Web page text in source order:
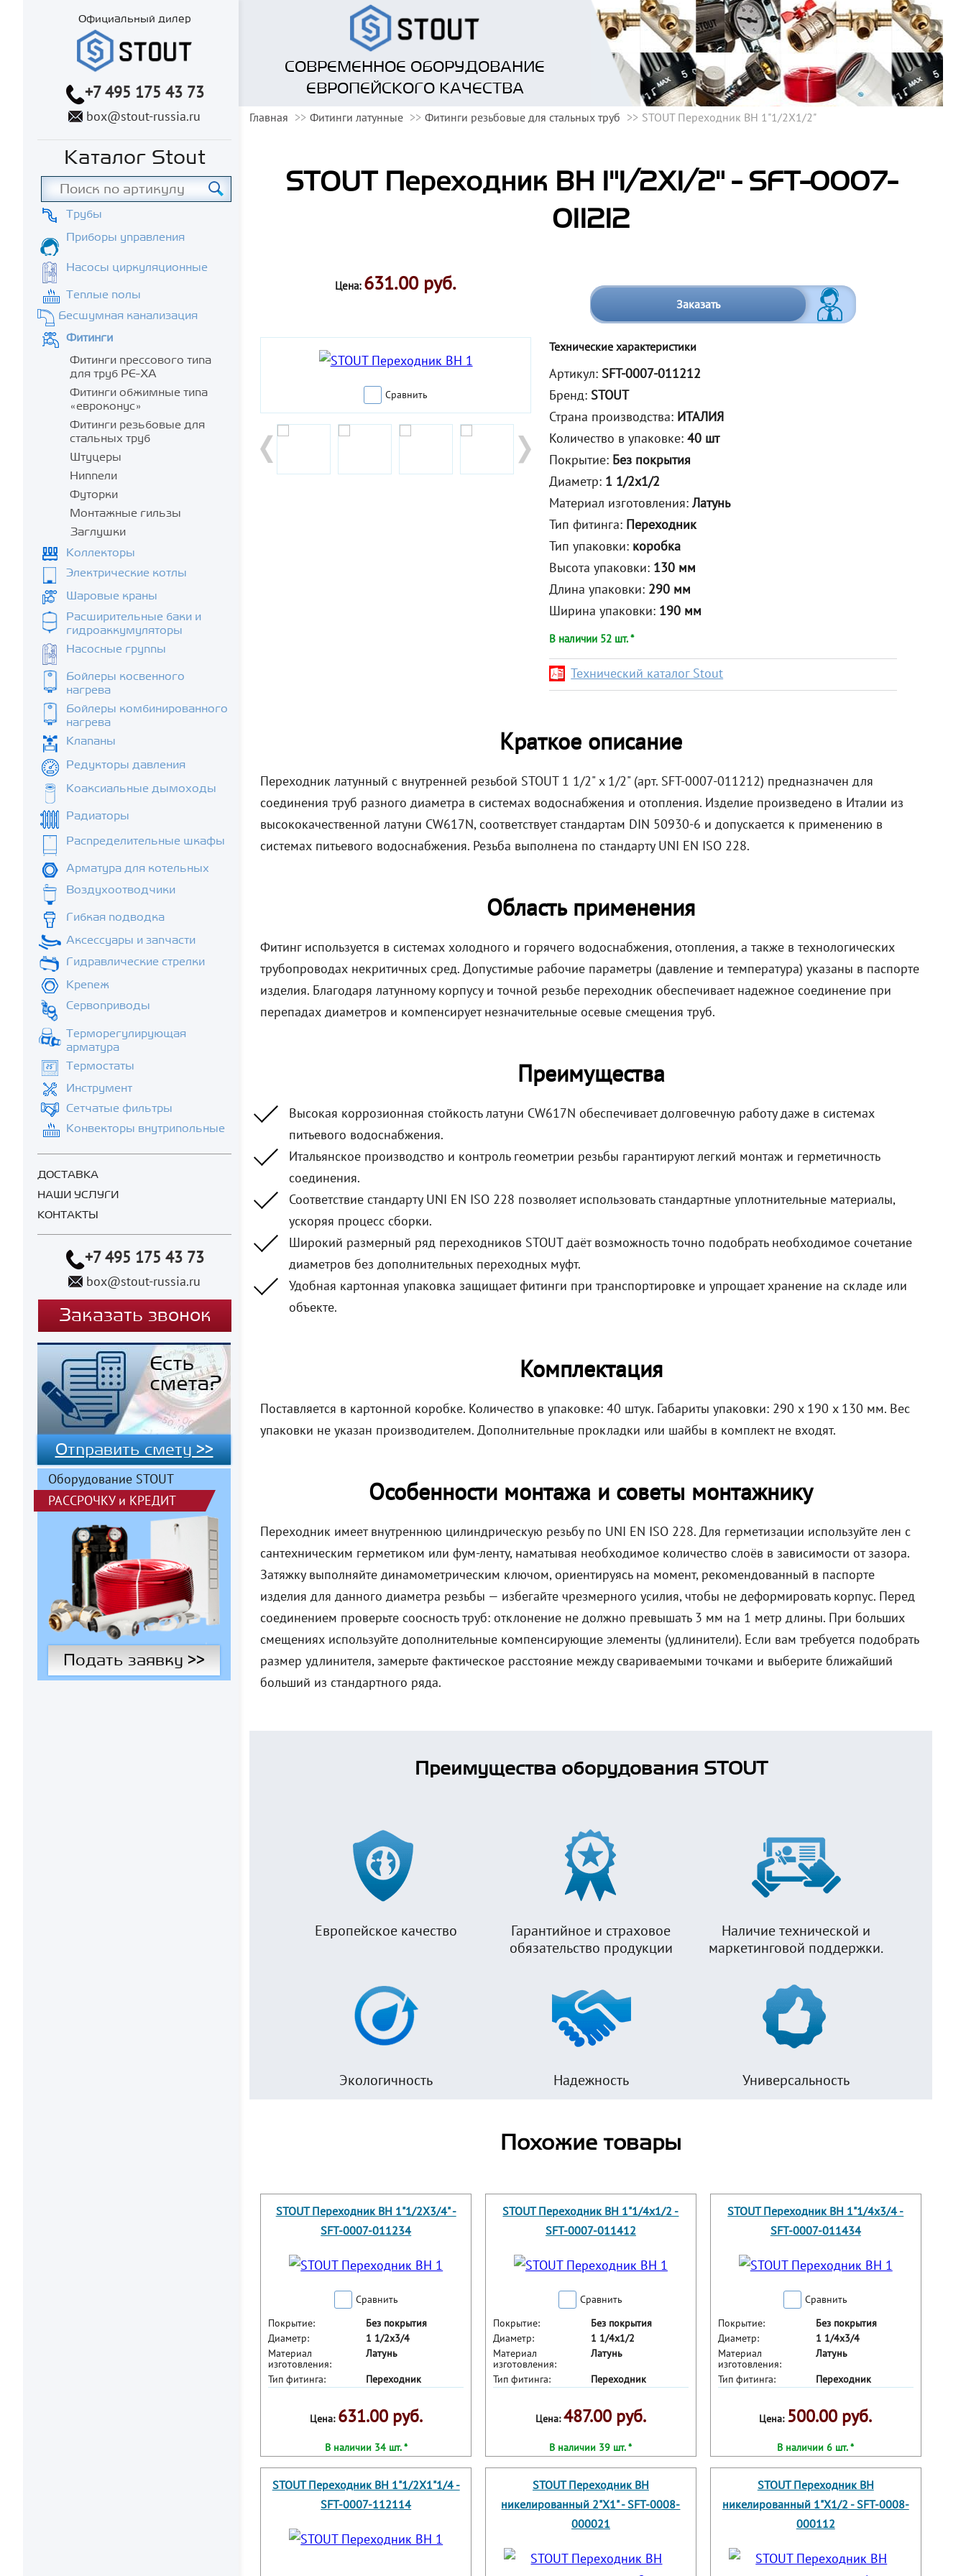
Официальный дилер
+7 495 175 43 73
box@stout-russia.ru
Каталог Stout
Трубы
Приборы управления
Насосы циркуляционные
Теплые полы
Бесшумная канализация
Фитинги
Фитинги прессового типа
для труб PE-XA
Фитинги обжимные типа
«евроконус»
Фитинги резьбовые для
стальных труб
Штуцеры
Ниппели
Футорки
Монтажные гильзы
Заглушки
Коллекторы
Электрические котлы
Шаровые краны
Расширительные баки и
гидроаккумуляторы
Насосные группы
Бойлеры косвенного
нагрева
Бойлеры комбинированного
нагрева
Клапаны
Редукторы давления
Коаксиальные дымоходы
Радиаторы
Распределительные шкафы
Арматура для котельных
Воздухоотводчики
Гибкая подводка
Аксессуары и запчасти
Гидравлические стрелки
Крепеж
Сервоприводы
Терморегулирующая
арматура
Термостаты
Инструмент
Сетчатые фильтры
Конвекторы внутрипольные
ДОСТАВКА
НАШИ УСЛУГИ
КОНТАКТЫ
+7 495 175 43 73
box@stout-russia.ru
Заказать звонок
Отправить смету >>
Оборудование STOUT
РАССРОЧКУи КРЕДИТ
Подать заявку >>
СОВРЕМЕННОЕ ОБОРУДОВАНИЕ
ЕВРОПЕЙСКОГО КАЧЕСТВА
Главная Фитинги латунные Фитинги резьбовые для стальных труб STOUT Переходник ВН 1"1/2X1/2"
STOUT Переходник ВН 1"1/2X1/2" - SFT-0007-
011212
Цена: 631.00 руб.
Заказать
Сравнить
Технические характеристики
Артикул: SFT-0007-011212
Бренд: STOUT
Страна производства: ИТАЛИЯ
Количество в упаковке:40 шт
Покрытие: Без покрытия
Диаметр: 1 1/2x1/2
Материал изготовления:Латунь
Тип фитинга: Переходник
Тип упаковки: коробка
Высота упаковки: 130 мм
Длина упаковки: 290 мм
Ширина упаковки: 190 мм
В наличии 52 шт. *
Технический каталог Stout
Краткое описание
Переходник латунный с внутренней резьбой STOUT 1 1/2" x 1/2" (арт. SFT-0007-011212) предназначен для
соединения труб разного диаметра в системах водоснабжения и отопления. Изделие произведено в Италии из
высококачественной латуни CW617N, соответствует стандартам DIN 50930-6 и допускается к применению в
системах питьевого водоснабжения. Резьба выполнена по стандарту UNI EN ISO 228.
Область применения
Фитинг используется в системах холодного и горячего водоснабжения, отопления, а также в технологических
трубопроводах некритичных сред. Допустимые рабочие параметры (давление и температура) указаны в паспорте
изделия. Благодаря латунному корпусу и точной резьбе переходник обеспечивает надежное соединение при
перепадах диаметров и компенсирует незначительные осевые смещения труб.
Преимущества
Высокая коррозионная стойкость латуни CW617N обеспечивает долговечную работу даже в системах
питьевого водоснабжения.
Итальянское производство и контроль геометрии резьбы гарантируют легкий монтаж и герметичность
соединения.
Соответствие стандарту UNI EN ISO 228 позволяет использовать стандартные уплотнительные материалы,
ускоряя процесс сборки.
Широкий размерный ряд переходников STOUT даёт возможность точно подобрать необходимое сочетание
диаметров без дополнительных переходных муфт.
Удобная картонная упаковка защищает фитинги при транспортировке и упрощает хранение на складе или
объекте.
Комплектация
Поставляется в картонной коробке. Количество в упаковке: 40 штук. Габариты упаковки: 290 x 190 x 130 мм. Вес
упаковки не указан производителем. Дополнительные прокладки или шайбы в комплект не входят.
Особенности монтажа и советы монтажнику
Переходник имеет внутреннюю цилиндрическую резьбу по UNI EN ISO 228. Для герметизации используйте лен с
сантехническим герметиком или фум-ленту, наматывая необходимое количество слоёв в зависимости от зазора.
Затяжку выполняйте динамометрическим ключом, ориентируясь на момент, рекомендованный в паспорте
изделия для данного диаметра резьбы — избегайте чрезмерного усилия, чтобы не деформировать корпус. Перед
соединением проверьте соосность труб: отклонение не должно превышать 3 мм на 1 метр длины. При больших
смещениях используйте дополнительные компенсирующие элементы (удлинители). Если вам требуется подобрать
размер удлинителя, замерьте фактическое расстояние между свариваемыми точками и выберите ближайший
больший из стандартного ряда.
Преимущества оборудования STOUT
Европейское качество
Гарантийное и страховое
обязательство продукции
Наличие технической и
маркетинговой поддержки.
Экологичность Надежность Универсальность
Похожие товары
STOUT Переходник ВН 1"1/2X3/4" -
SFT-0007-011234
Сравнить
Покрытие:
Без покрытия
Диаметр:
1 1/2x3/4
Материал
изготовления:
Латунь
Тип фитинга:
Переходник
Цена: 631.00 руб.
В наличии 34 шт. *
STOUT Переходник ВН 1"1/4x1/2 -
SFT-0007-011412
Сравнить
Покрытие:
Без покрытия
Диаметр:
1 1/4x1/2
Материал
изготовления:
Латунь
Тип фитинга:
Переходник
Цена:487.00 руб.
В наличии 39 шт. *
STOUT Переходник ВН 1"1/4x3/4 -
SFT-0007-011434
Сравнить
Покрытие:
Без покрытия
Диаметр:
1 1/4x3/4
Материал
изготовления:
Латунь
Тип фитинга:
Переходник
Цена: 500.00 руб.
В наличии 6 шт. *
STOUT Переходник ВН 1"1/2X1"1/4 -
SFT-0007-112114
STOUT Переходник ВН
никелированный 2"X1" - SFT-0008-
000021
STOUT Переходник ВН
никелированный 1"X1/2 - SFT-0008-
000112